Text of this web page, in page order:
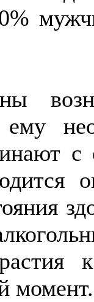
с
момент.